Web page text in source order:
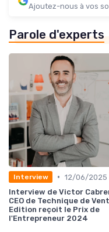
Ajoutez-nous à vos
Parole d'experts
Interview • 12/06/2025
Interview de Victor
CEO de Technique de
Edition reçoit le Prix de
l'Entrepreneur 2024